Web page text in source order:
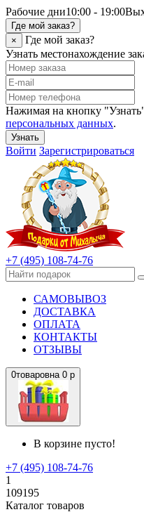
Рабочие дни10:00 - 19:00
Где мой заказ?
×
Где мой заказ?
Узнать местонахождение
Нажимая на кнопку
персональных данных.
Узнать
Войти Зарегистрироваться
+7 (495) 108-74-76
САМОВЫВОЗ
ДОСТАВКА
ОПЛАТА
КОНТАКТЫ
ОТЗЫВЫ
0товаровна 0 р
В корзине пусто!
+7 (495) 108-74-76
1
109195
Каталог товаров